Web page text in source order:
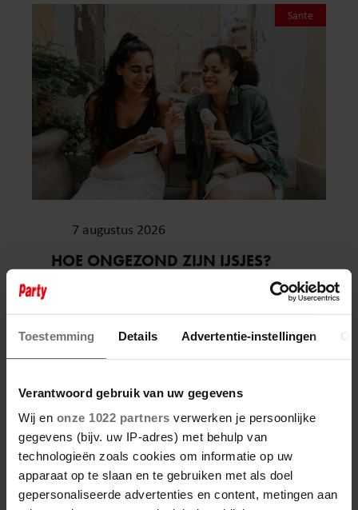
Toestemming Details Advertentie-instellingen
Verantwoord gebruik van uw gegevens
Wij en onze 1022 partners verwerken je persoonlijke
gegevens (bijv. uw IP-adres) met behulp van
technologieën zoals cookies om informatie op uw
apparaat op te slaan en te gebruiken met als doel
gepersonaliseerde advertenties en content, metingen aan
Sante
7 augustus 2026
HOE ONGEZOND ZIJN IJSJES?